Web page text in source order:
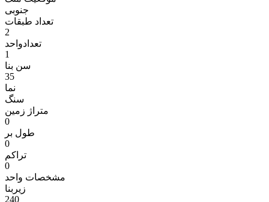
جنوبی
تعداد طبقات
2
تعدادواحد
1
سن بنا
35
نما
سنگ
متراژ زمين
0
طول بر
0
تراکم
0
مشخصات واحد
زیربنا
240